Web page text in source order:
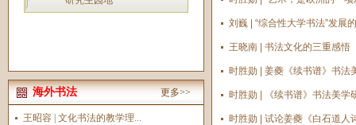
海外书法 更多>>
王昭容 | 文化书法的教学理...
刘巍 | “综合性大学书法”发展
王晓南 | 书法文化的三重感悟
时胜勋 | 姜夔《续书谱》书法
时胜勋 | 《续书谱》书法美学
时胜勋 | 试论姜夔《白石道人